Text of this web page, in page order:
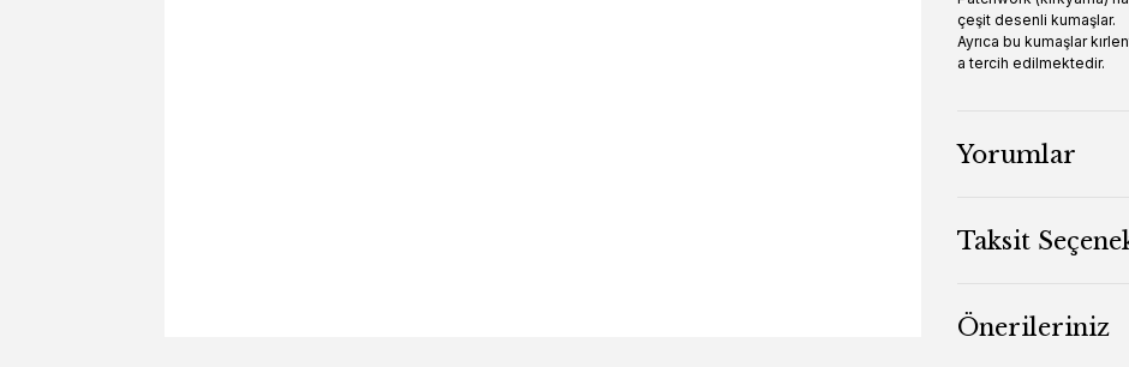
çeşit desenli kumaşlar.
Ayrıca bu kumaşlar
a tercih edilmektedir.
Yorumlar
Taksit
Önerileriniz